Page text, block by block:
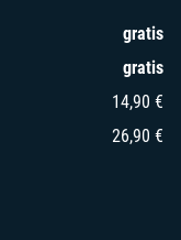
gratis
gratis
14,90 €
26,90 €